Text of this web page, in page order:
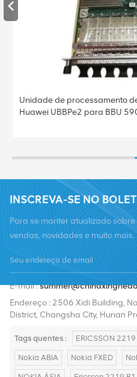
Unidade de processamento
Huawei UBBPe2 para BBU
INSCREVA-SE NO
Para se manter atualizado
vendas, novidades e muito mais.
E-mail :
Endereço : 2506 Xidi Building,
District, Changsha City, Hunan
Tags quentes : ERICSSON
Nokia ABIA Nokia FXED